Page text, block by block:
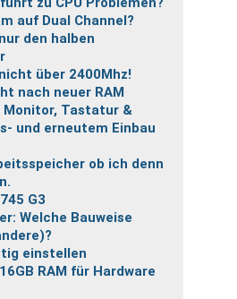
auf Dual Channel?
den halben
über 2400Mhz!
nach neuer RAM
Monitor, Tastatur &
und erneutem Einbau
ob ich denn
G3
Welche Bauweise
einstellen
RAM für Hardware